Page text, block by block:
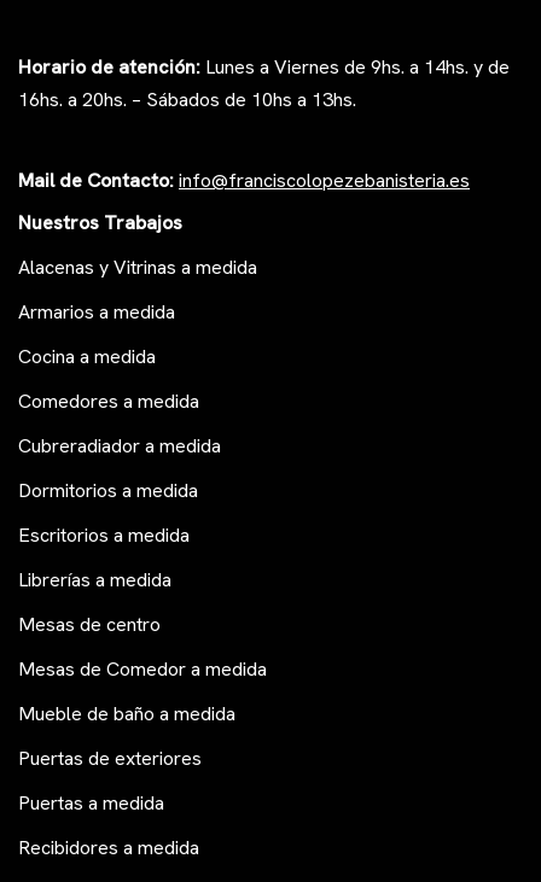
Horario de atención: Lunes a Viernes de 9hs. a 14hs. y de
16hs. a 20hs. – Sábados de 10hs a 13hs.
Mail de Contacto:info@franciscolopezebanisteria.es
Nuestros Trabajos
Alacenas y Vitrinas a medida
Armarios a medida
Cocina a medida
Comedores a medida
Cubreradiador a medida
Dormitorios a medida
Escritorios a medida
Librerías a medida
Mesas de centro
Mesas de Comedor a medida
Mueble de baño a medida
Puertas de exteriores
Puertas a medida
Recibidores a medida